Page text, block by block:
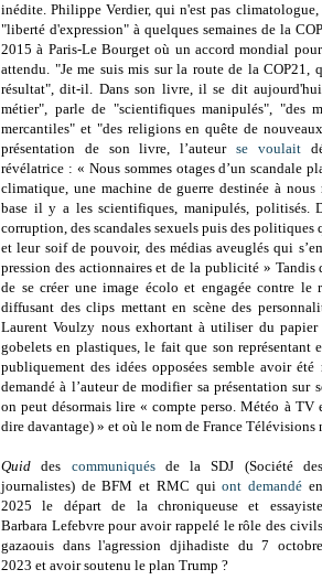
inédite. Philippe Verdier, qui n'est pas
"liberté d'expression" à quelques semaines de la
2015 à Paris-Le Bourget où un accord mondial
attendu. "Je me suis mis sur la route de la
résultat", dit-il. Dans son livre, il se dit
métier", parle de "scientifiques manipulés", "des
mercantiles" et "des religions en quête de
présentation de son livre, l’auteur se voulait
révélatrice : « Nous sommes otages d’un scandale
climatique, une machine de guerre destinée à
base il y a les scientifiques, manipulés, politisés.
corruption, des scandales sexuels puis des politiques
et leur soif de pouvoir, des médias aveuglés qui
pression des actionnaires et de la publicité » Tandis
de se créer une image écolo et engagée contre le
diffusant des clips mettant en scène des
Laurent Voulzy nous exhortant à utiliser du papier
gobelets en plastiques, le fait que son représentant
publiquement des idées opposées semble avoir
demandé à l’auteur de modifier sa présentation sur
on peut désormais lire « compte perso. Météo à TV
dire davantage) » et où le nom de France Télévisions
Quiddes communiquésde la SDJ (Société des
journalistes) de BFM et RMC quiont demandé en
2025 le départ de la chroniqueuse et essayiste
Barbara Lefebvre pour avoir rappelé le rôle des civils
gazaouis dans l'agression djihadiste du 7 octobre
2023 et avoir soutenu le plan Trump ?